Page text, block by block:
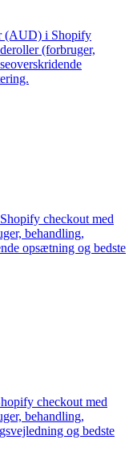
(AUD) i Shopify
(forbruger,
checkout med
behandling,
opsætning og bedste
checkout med
behandling,
og bedste